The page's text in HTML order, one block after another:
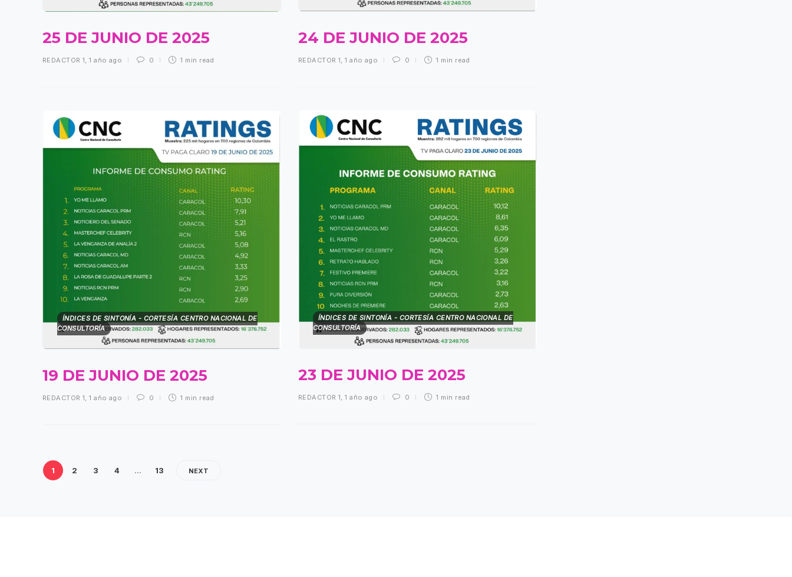
25 DE JUNIO DE 2025
REDACTOR 1,1 año ago 0 1 min read
24 DE JUNIO DE 2025
REDACTOR 1 ,1 año ago 0 1 min read
ÍNDICES DE SINTONÍA - CORTESÍA CENTRO NACIONAL DE
CONSULTORÍA
23 DE JUNIO DE 2025
REDACTOR 1,1 año ago 0 1 min read
ÍNDICES DE SINTONÍA - CORTESÍA CENTRO NACIONAL DE
CONSULTORÍA
19 DE JUNIO DE 2025
REDACTOR 1 ,1 año ago 0 1 min read
1 2 3 4 … 13 NEXT